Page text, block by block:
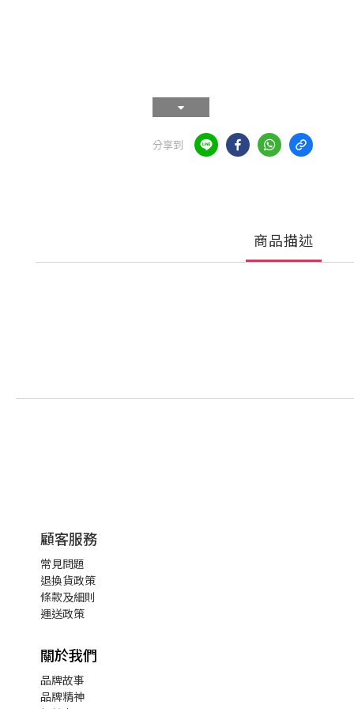
分享到
商品描述
顧客服務
常見問題
退換貨政策
條款及細則
運送政策
關於我們
品牌故事
品牌精神